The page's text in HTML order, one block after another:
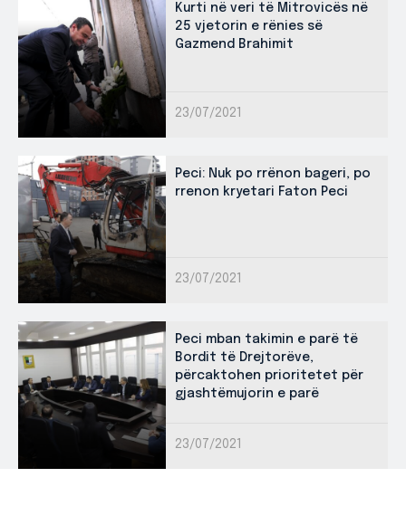
Kurti në veri të Mitrovicës në
25 vjetorin e rënies së
Gazmend Brahimit
23/07/2021
Peci: Nuk po rrënon bageri, po
rrenon kryetari Faton Peci
23/07/2021
Peci mban takimin e parë të
Bordit të Drejtorëve,
përcaktohen prioritetet për
gjashtëmujorin e parë
23/07/2021